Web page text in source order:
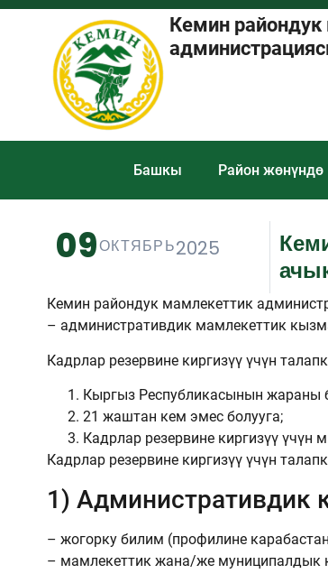
Кемин
Башкы Район жөнүндө
09ОКТЯБРЬ2025
Кемин райондук мамлекеттик
– административдик мамлекеттик
Кадрлар резервине киргизүү үчүн
Кыргыз Республикасынын жараны
21 жаштан кем эмес болууга;
Кадрлар резервине киргизүү
Кадрлар резервине киргизүү үчүн
1) Административдик
– жогорку билим (профилине
– мамлекеттик жана/же